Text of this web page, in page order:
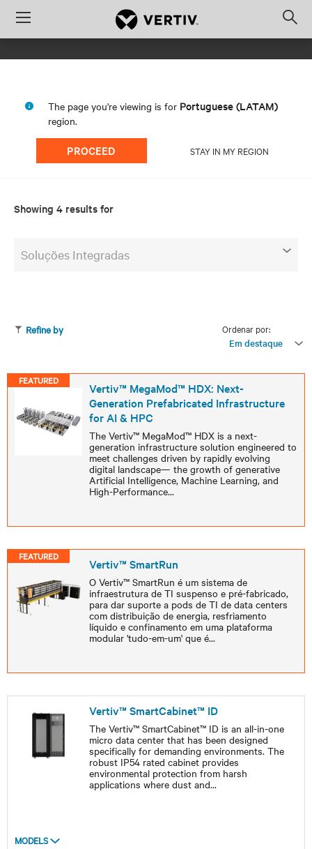
Menu
The page you're viewing is for Portuguese (LATAM)
region.
PROCEED STAY IN MY REGION
Showing 4 results for
Soluções Integradas
Ordenar por:
Em destaque
Refine by
FEATURED
Vertiv™ MegaMod™ HDX: Next-
Generation Prefabricated Infrastructure
for AI & HPC
The Vertiv™ MegaMod™ HDX is a next-
generation infrastructure solution engineered to
meet challenges driven by rapidly evolving
digital landscape— the growth of generative
Artificial Intelligence, Machine Learning, and
High-Performance...
FEATURED Vertiv™ SmartRun
O Vertiv™ SmartRun é um sistema de
infraestrutura de TI suspenso e pré-fabricado,
para dar suporte a pods de TI de data centers
com distribuição de energia, resfriamento
líquido e confinamento em uma plataforma
modular 'tudo-em-um' que é...
Vertiv™ SmartCabinet™ ID
The Vertiv™ SmartCabinet™ ID is an all-in-one
micro data center that has been designed
specifically for demanding environments. The
robust IP54 rated cabinet provides
environmental protection from harsh
applications where dust and...
MODELS